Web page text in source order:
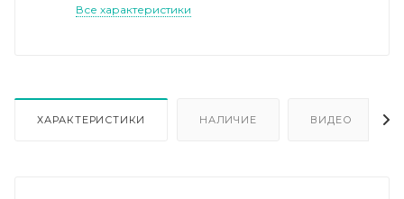
Все характеристики
ХАРАКТЕРИСТИКИ НАЛИЧИЕ ВИДЕО